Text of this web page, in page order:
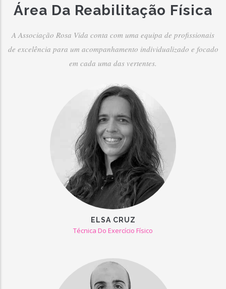
Área Da Reabilitação Física
A Associação Rosa Vida conta com uma equipa de profissionais
de excelência para um acompanhamento individualizado e focado
em cada uma das vertentes.
ELSA CRUZ
Técnica Do Exercício Físico